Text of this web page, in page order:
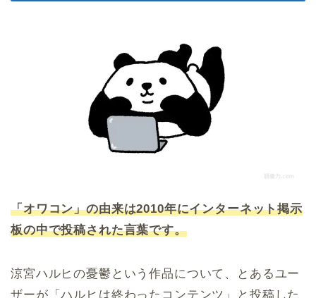
「オワコン」の由来は2010年にインターネット掲示
板の中で投稿された言葉です。
涼宮ハルヒの憂鬱という作品について、とあるユー
ザーが「ハルヒは終わったコンテンツ」と投稿した